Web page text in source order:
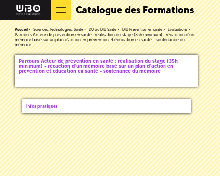
Catalogue des Formations
Accueil Sciences, Technologies, Santé DU ou DIU Santé DIU Prévention en santé Évaluations
Parcours Acteur de prévention en santé : réalisation du stage (35h minimum) - rédaction d’un
mémoire basé sur un plan d’action en prévention et éducation en santé - soutenance du
mémoire
Parcours Acteur de prévention en santé : réalisation du stage (35h
minimum) - rédaction d’un mémoire basé sur un plan d’action en
prévention et éducation en santé - soutenance du mémoire
Infos pratiques